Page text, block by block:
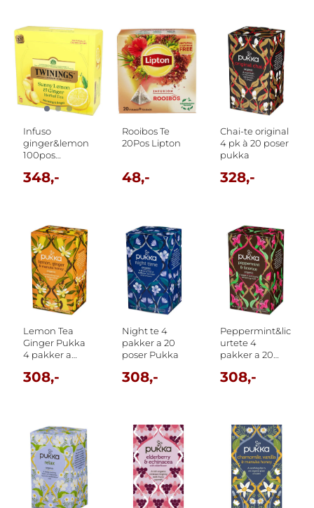
Infuso
ginger&lemon
100pos
(Sunny Lemon
348,-
Rooibos Te
20Pos Lipton
48,-
Chai-te original
4 pk à 20 poser
pukka
328,-
Lemon Tea
Ginger Pukka
4 pakker a
308,-
Night te 4
pakker a 20
poser Pukka
308,-
Peppermint&licorice
urtete 4
pakker a 20
308,-